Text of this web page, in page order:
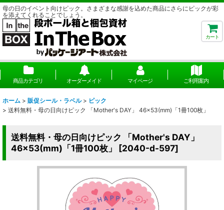
母の日のイベント向けピック。さまざまな感謝を込めた商品にさらにピックが彩
を添えてくれることでしょう。
カート
商品カテゴリ オーダーメイド マイページ ご利用案内
ホーム > 販促シール・ラベル > ピック
> 送料無料・母の日向けピック 「Mother's DAY」 46×53(mm)「1冊100枚」
送料無料・母の日向けピック 「Mother's DAY」
46×53(mm)「1冊100枚」
[2040-d-597]